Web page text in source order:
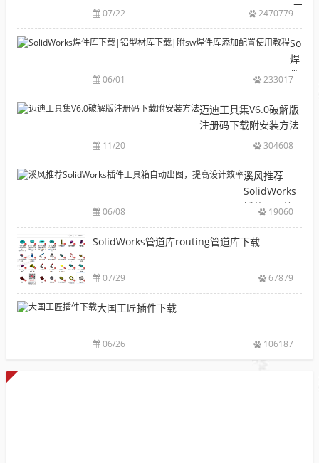
下
目
录
机
械
软
安
包
载
07/22 2470779
焊
件
下
载|
型
下
载|
附
件
库
配
06/01 233017
迈迪工具集V6.0破解版
注册码下载附安装方法
11/20 304608
溪风推荐
SolidWorks
插件工具箱
提高设计效
06/08 19060
SolidWorks管道库routing管道库下载
07/29 67879
大国工匠插件下载
06/26 106187